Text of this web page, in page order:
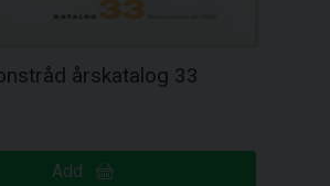
årskatalog 33
Add